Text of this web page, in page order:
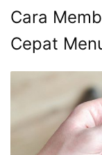
Cara
Cepat